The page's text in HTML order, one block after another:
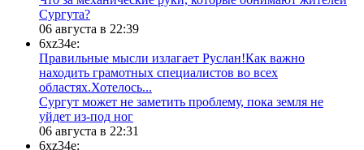
Сургута?
06 августа в 22:39
6xz34e:
Правильные мысли излагает Руслан!Как важно
находить грамотных специалистов во всех
областях.Хотелось...
Сургут может не заметить проблему, пока земля не
уйдет из-под ног
06 августа в 22:31
6xz34e: